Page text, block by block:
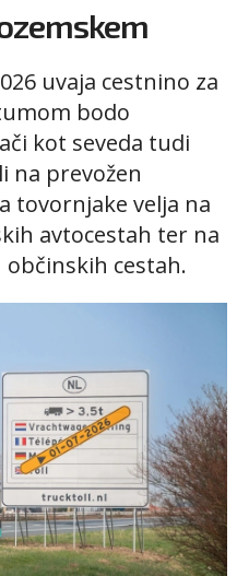
uvaja cestnino za
bodo
kot seveda tudi
na prevožen
tovornjake velja na
avtocestah ter na
cestah.